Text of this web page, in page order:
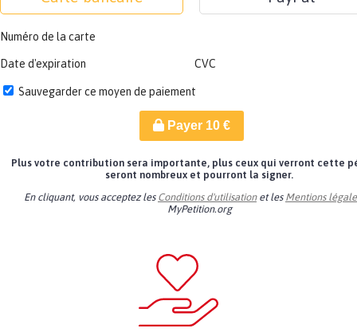
Numéro de la carte
Date d'expiration CVC
Sauvegarder ce moyen de paiement
Payer 10€
Plus votre contribution sera importante, plus ceux qui verront cette
seront nombreux et pourront la signer.
En cliquant, vous acceptez les Conditions d'utilisationet les Mentions
MyPetition.org